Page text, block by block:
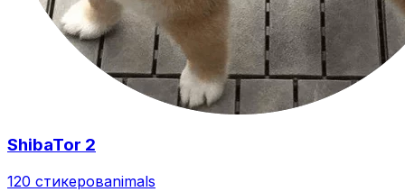
ShibaTor 2
120 стикеровanimals